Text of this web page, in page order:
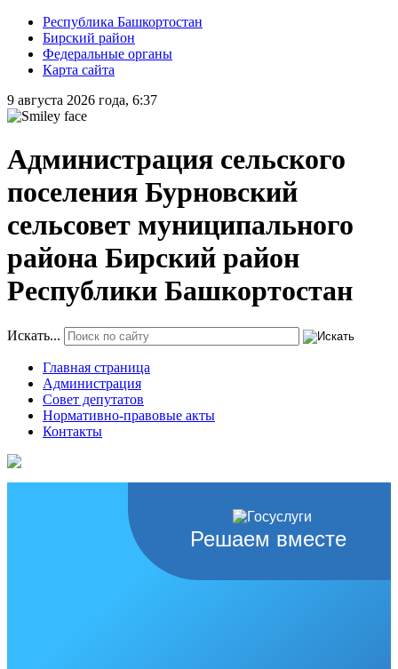
Республика Башкортостан
Бирский район
Федеральные органы
Карта сайта
9 августа 2026 года, 6:37
Администрация сельского
поселения Бурновский
сельсовет муниципального
района Бирский район
Республики Башкортостан
Искать...
Главная страница
Администрация
Совет депутатов
Нормативно-правовые акты
Контакты
Решаем вместе